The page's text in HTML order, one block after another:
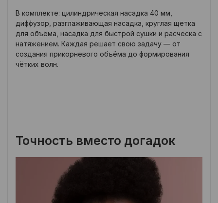
В комплекте: цилиндрическая насадка 40 мм,
диффузор, разглаживающая насадка, круглая щетка
для объёма, насадка для быстрой сушки и расческа с
натяжением. Каждая решает свою задачу — от
создания прикорневого объёма до формирования
чётких волн.
Точность вместо догадок